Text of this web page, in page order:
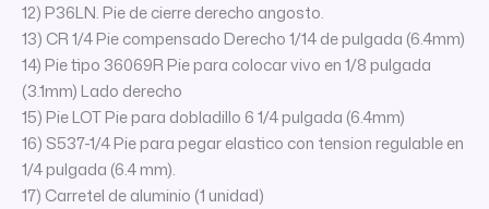
12) P36LN. Pie de cierre derecho angosto.
13) CR 1/4 Pie compensado Derecho 1/14 de pulgada (6.4mm)
14) Pie tipo 36069R Pie para colocar vivo en 1/8 pulgada
(3.1mm) Lado derecho
15) Pie LOT Pie para dobladillo 6 1/4 pulgada (6.4mm)
16) S537-1/4 Pie para pegar elastico con tension regulable en
1/4 pulgada (6.4 mm).
17) Carretel de aluminio (1 unidad)